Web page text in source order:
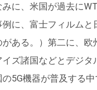
に、米国が過去に
に、富士フィルムと
ある。）第二に、欧
ズ諸国などとデジタ
5G機器が普及する